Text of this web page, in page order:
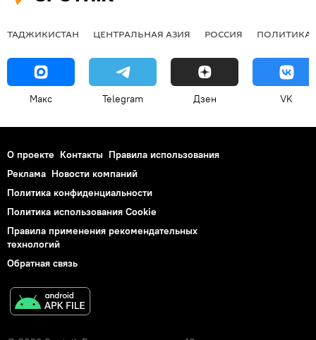
ТАДЖИКИСТАН ЦЕНТРАЛЬНАЯ АЗИЯ РОССИЯ ПОЛИТИКА
Макс Telegram Дзен VK
О проекте Контакты Правила использования
Реклама Новости компаний
Политика конфиденциальности
Политика использования Cookie
Правила применения рекомендательных
технологий
Обратная связь